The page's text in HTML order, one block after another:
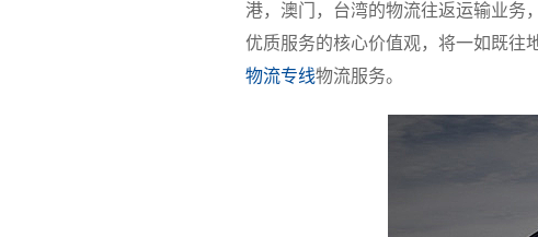
港，澳门，台湾的物流往返运输业务
优质服务的核心价值观，将一如既往
物流专线物流服务。